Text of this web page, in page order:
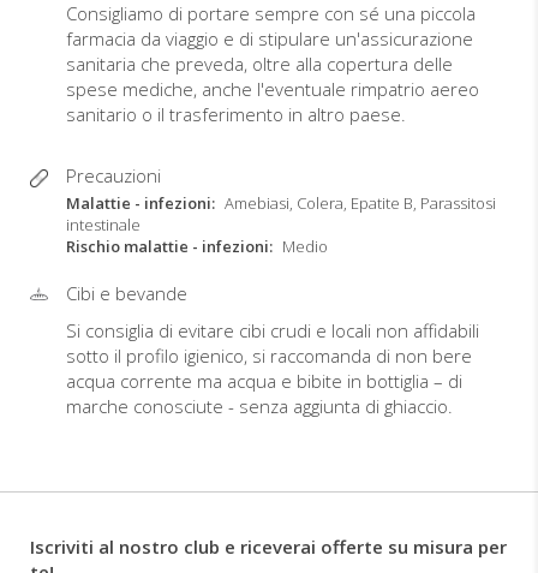
Consigliamo di portare sempre con sé una piccola
farmacia da viaggio e di stipulare un'assicurazione
sanitaria che preveda, oltre alla copertura delle
spese mediche, anche l'eventuale rimpatrio aereo
sanitario o il trasferimento in altro paese.
Precauzioni
Malattie - infezioni
Amebiasi, Colera, Epatite B, Parassitosi
intestinale
Rischio malattie - infezioni
Medio
Cibi e bevande
Si consiglia di evitare cibi crudi e locali non affidabili
sotto il profilo igienico, si raccomanda di non bere
acqua corrente ma acqua e bibite in bottiglia – di
marche conosciute - senza aggiunta di ghiaccio.
Iscriviti al nostro club e riceverai offerte su misura per